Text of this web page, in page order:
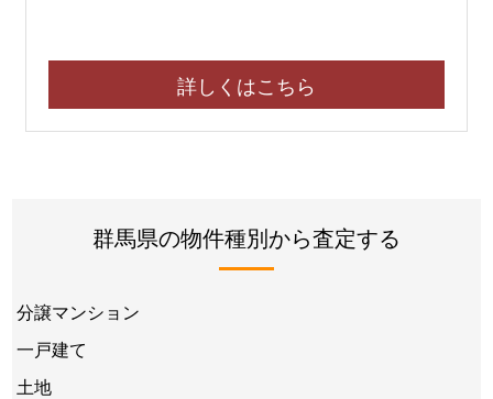
詳しくはこちら
群馬県の物件種別から査定する
分譲マンション
一戸建て
土地